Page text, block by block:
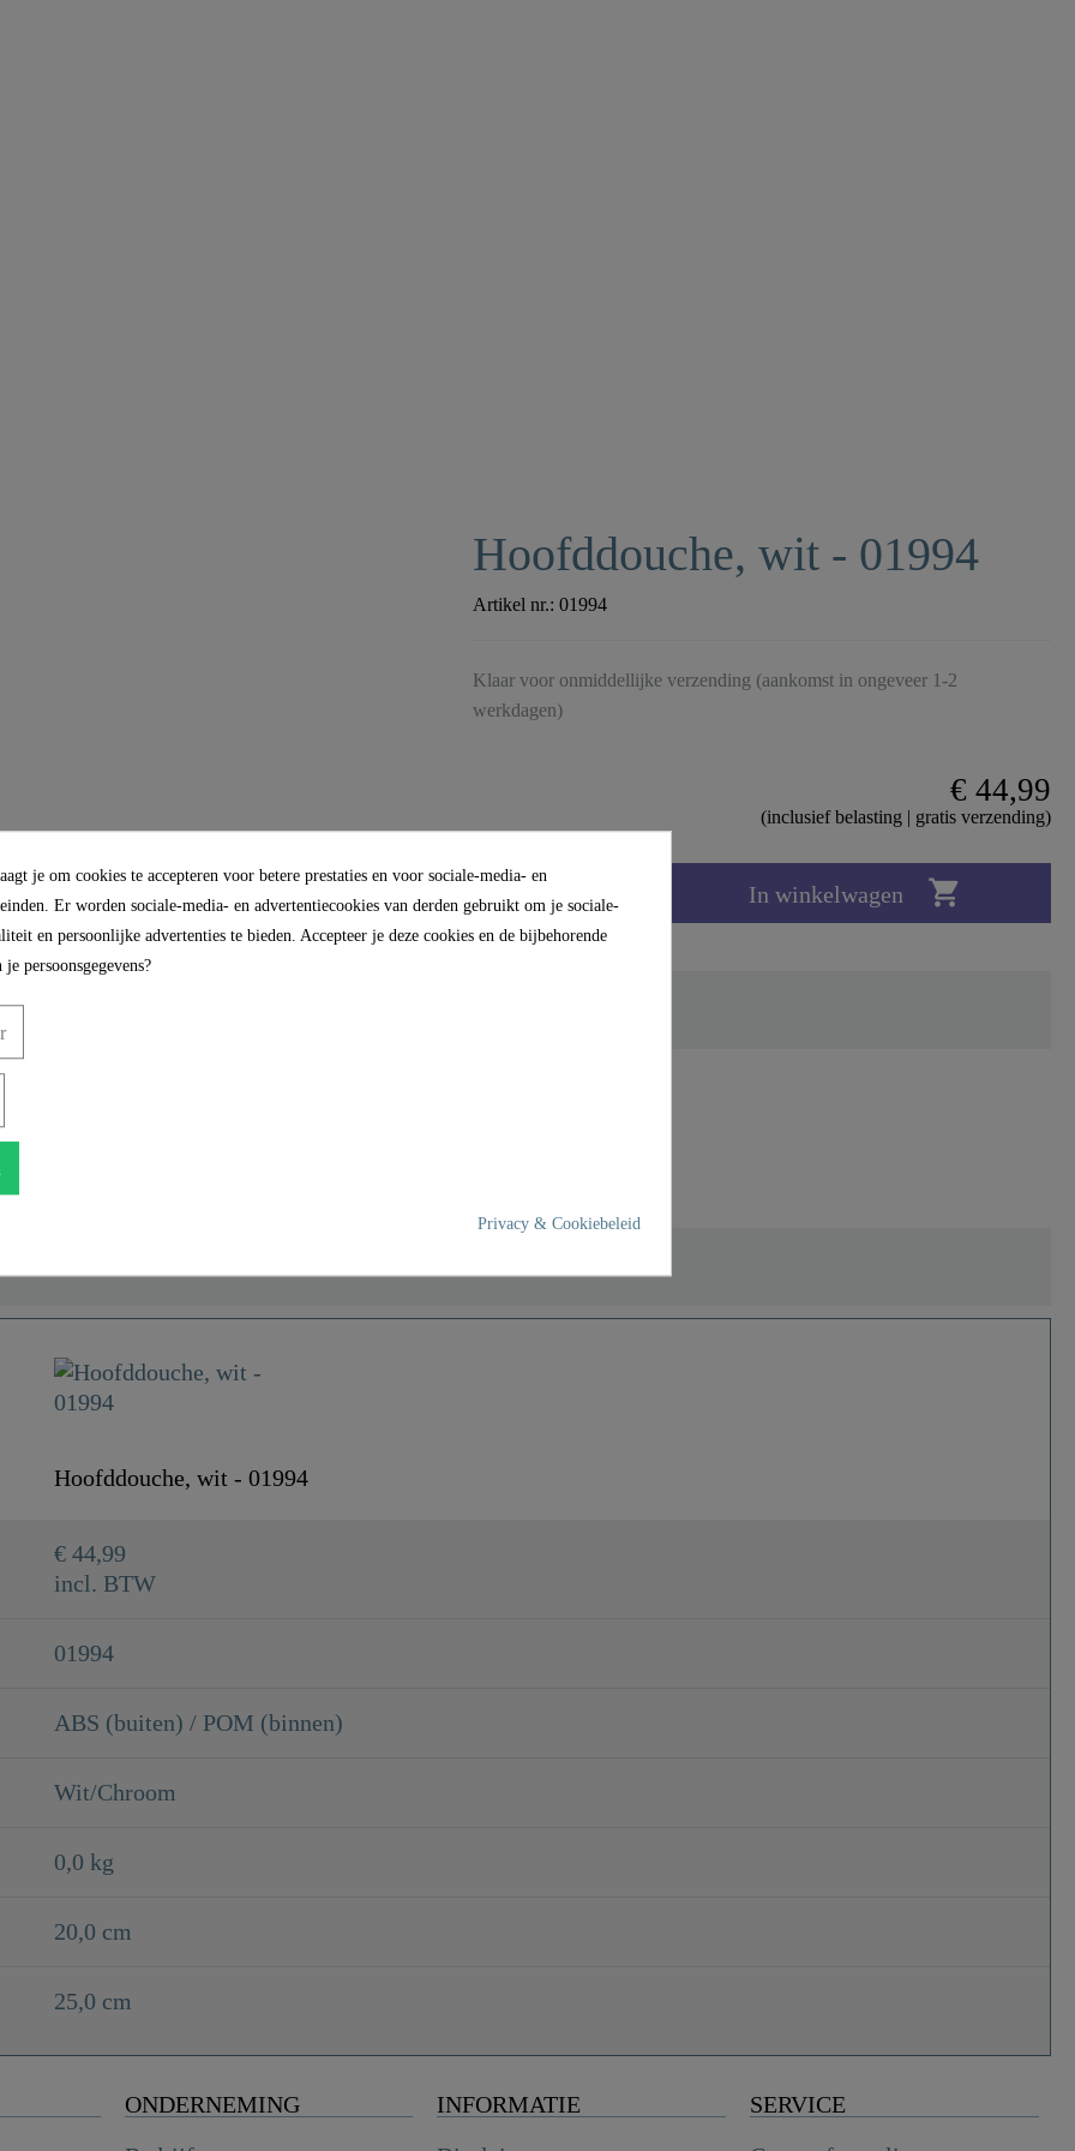
Hoofddouche, wit - 01994
Artikel nr.:01994
Klaar voor onmiddellijke verzending (aankomst in ongeveer 1-2
werkdagen)
€ 44,99
(inclusief belasting | gratis verzending)
In winkelwagen 
ABS (buiten) / POM (binnen)
Hoofddouche, wit - 01994
€ 44,99
incl. BTW
01994
ABS (buiten) / POM (binnen)
Wit/Chroom
0,0 kg
20,0 cm
25,0 cm
ONDERNEMING
INFORMATIE
SERVICE
je om cookies te accepteren voor betere prestaties en voor sociale-media- en
Er worden sociale-media- en advertentiecookies van derden gebruikt om je sociale-
en persoonlijke advertenties te bieden. Accepteer je deze cookies en de bijbehorende
persoonsgegevens?
Privacy & Cookiebeleid